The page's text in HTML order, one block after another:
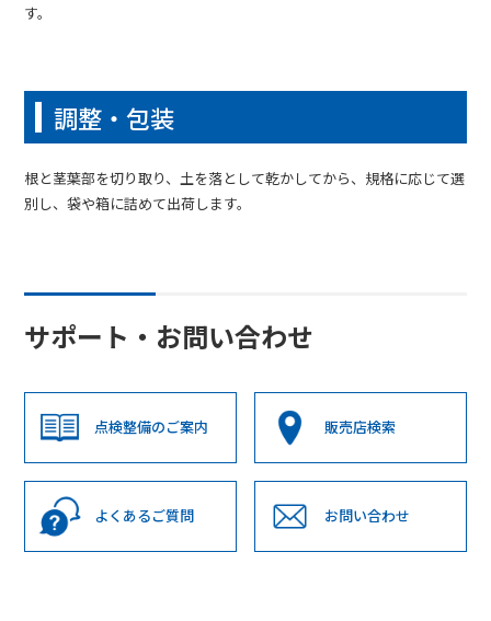
す。
調整・包装
根と茎葉部を切り取り、土を落として乾かしてから、規格に応じて選
別し、袋や箱に詰めて出荷します。
サポート・お問い合わせ
点検整備のご案内 販売店検索
よくあるご質問 お問い合わせ